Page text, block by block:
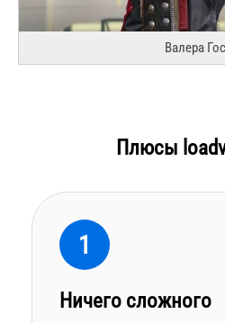
Валера
Плюсы
1
Ничего сложного